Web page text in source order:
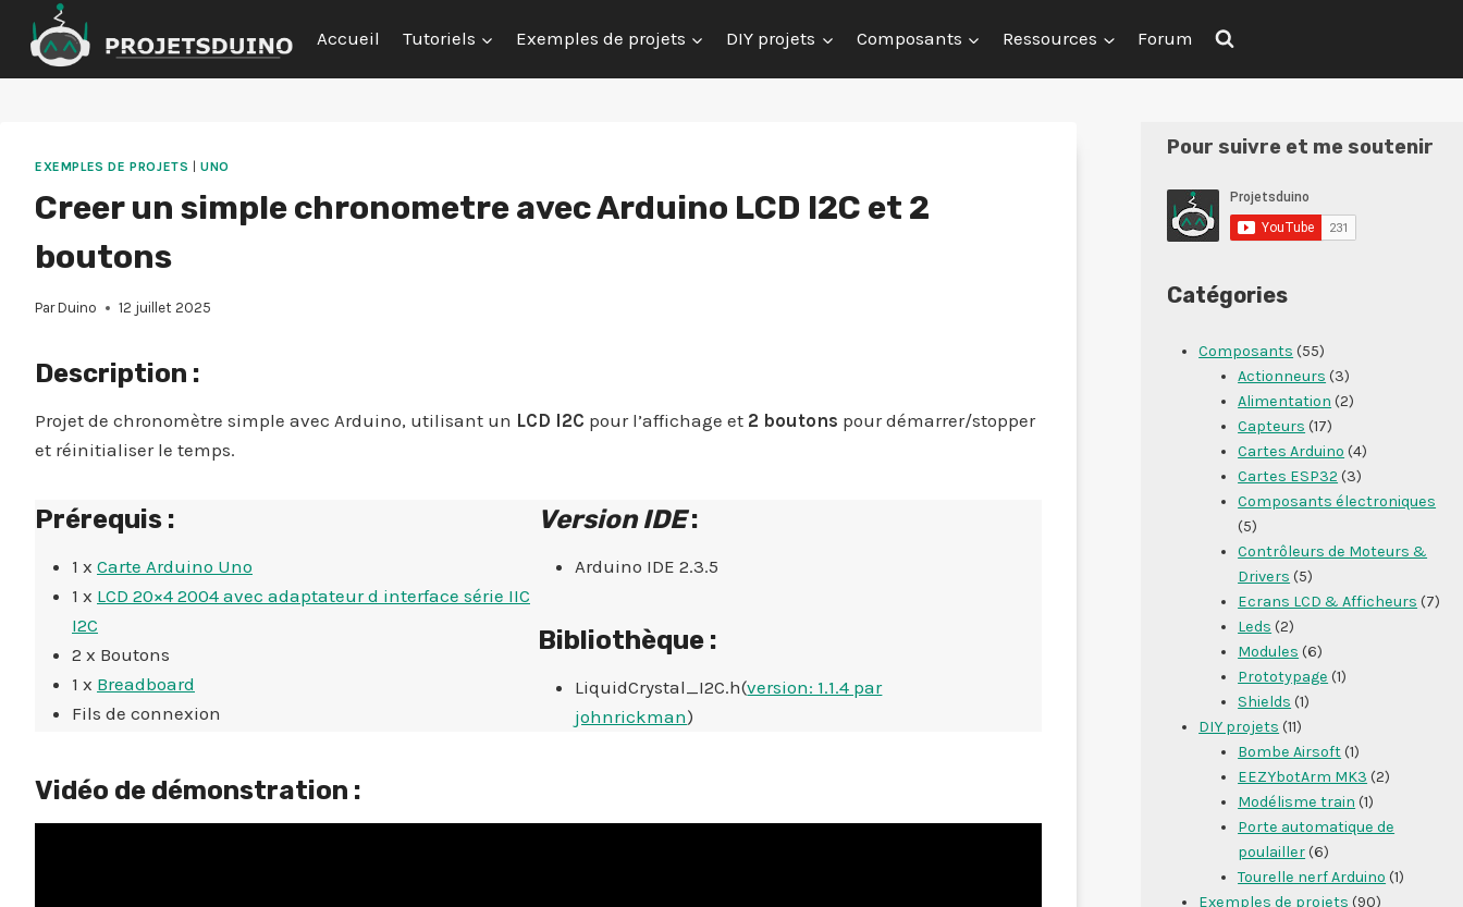
contenu
Accueil Tutoriels Exemples de projets DIY projets Composants Ressources Forum
EXEMPLES DE PROJETS |UNO
Creer un simple chronometre avec Arduino LCD I2C et 2
boutons
Par Duino 12 juillet 2025
Description :
Projet de chronomètre simple avec Arduino, utilisant un LCD I2C pour l’affichage et 2 boutons pour démarrer/stopper
et réinitialiser le temps.
Prérequis :
1 x Carte Arduino Uno
1 x LCD 20×4 2004 avec adaptateur d interface série IIC
I2C
2 x Boutons
1 x Breadboard
Fils de connexion
Version IDE:
Arduino IDE 2.3.5
Bibliothèque :
LiquidCrystal_I2C.h(version: 1.1.4 par
johnrickman)
Vidéo de démonstration :
Pour suivre et me soutenir
Catégories
Composants (55)
Actionneurs (3)
Alimentation (2)
Capteurs (17)
Cartes Arduino (4)
Cartes ESP32 (3)
Composants électroniques
(5)
Contrôleurs de Moteurs &
Drivers (5)
Ecrans LCD & Afficheurs (7)
Leds (2)
Modules (6)
Prototypage (1)
Shields (1)
DIY projets (11)
Bombe Airsoft(1)
EEZYbotArm MK3 (2)
Modélisme train (1)
Porte automatique de
poulailler(6)
Tourelle nerf Arduino (1)
Exemples de projets (90)